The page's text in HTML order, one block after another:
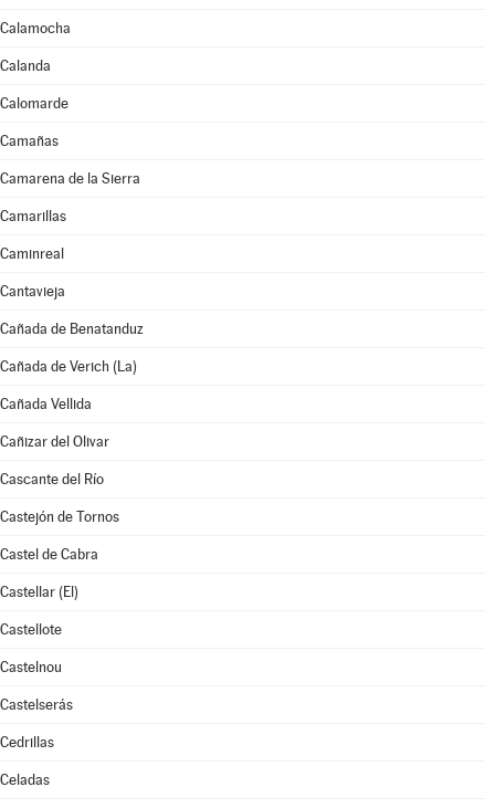
Calamocha
Calanda
Calomarde
Camañas
Camarena de la Sierra
Camarillas
Caminreal
Cantavieja
Cañada de Benatanduz
Cañada de Verich (La)
Cañada Vellida
Cañizar del Olivar
Cascante del Río
Castejón de Tornos
Castel de Cabra
Castellar (El)
Castellote
Castelnou
Castelserás
Cedrillas
Celadas